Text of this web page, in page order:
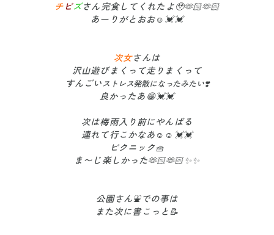
チビズさん完食してくれたよ🥹🫶🏻🫶🏻
あーりがとおお☺️💓💓
次女さんは
沢山遊びまくって走りまくって
すんごいストレス発散になったみたい❣️
良かったあ😁💓💓
次は梅雨入り前にやんばる
連れて行こかなあ☺️☺️💓💓
ピクニック🧺
ま〜じ楽しかった🫶🏻🫶🏻✨✨
公園さん⛲️での事は
また次に書こっと📝